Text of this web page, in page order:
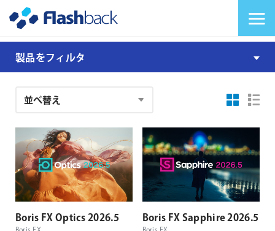
製
品
製品をフィルタ
文
Boris FX Optics 2026.5 Boris FX Sapphire 2026.5